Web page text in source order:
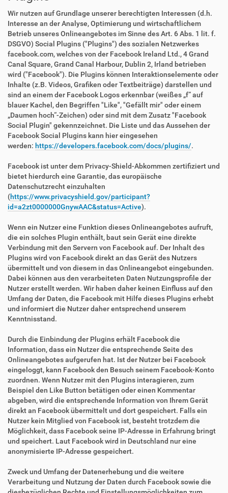
Wir nutzen auf Grundlage unserer berechtigten Interessen (d.h.
Interesse an der Analyse, Optimierung und wirtschaftlichem
Betrieb unseres Onlineangebotes im Sinne des Art. 6 Abs. 1 lit. f.
DSGVO) Social Plugins ("Plugins") des sozialen Netzwerkes
facebook.com, welches von der Facebook Ireland Ltd., 4 Grand
Canal Square, Grand Canal Harbour, Dublin 2, Irland betrieben
wird ("Facebook"). Die Plugins können Interaktionselemente oder
Inhalte (z.B. Videos, Grafiken oder Textbeiträge) darstellen und
sind an einem der Facebook Logos erkennbar (weißes „f“ auf
blauer Kachel, den Begriffen "Like", "Gefällt mir" oder einem
„Daumen hoch“-Zeichen) oder sind mit dem Zusatz "Facebook
Social Plugin" gekennzeichnet. Die Liste und das Aussehen der
Facebook Social Plugins kann hier eingesehen
werden: https://developers.facebook.com/docs/plugins/.
Facebook ist unter dem Privacy-Shield-Abkommen zertifiziert und
bietet hierdurch eine Garantie, das europäische
Datenschutzrecht einzuhalten
(https://www.privacyshield.gov/participant?
id=a2zt0000000GnywAAC&status=Active).
Wenn ein Nutzer eine Funktion dieses Onlineangebotes aufruft,
die ein solches Plugin enthält, baut sein Gerät eine direkte
Verbindung mit den Servern von Facebook auf. Der Inhalt des
Plugins wird von Facebook direkt an das Gerät des Nutzers
übermittelt und von diesem in das Onlineangebot eingebunden.
Dabei können aus den verarbeiteten Daten Nutzungsprofile der
Nutzer erstellt werden. Wir haben daher keinen Einfluss auf den
Umfang der Daten, die Facebook mit Hilfe dieses Plugins erhebt
und informiert die Nutzer daher entsprechend unserem
Kenntnisstand.
Durch die Einbindung der Plugins erhält Facebook die
Information, dass ein Nutzer die entsprechende Seite des
Onlineangebotes aufgerufen hat. Ist der Nutzer bei Facebook
eingeloggt, kann Facebook den Besuch seinem Facebook-Konto
zuordnen. Wenn Nutzer mit den Plugins interagieren, zum
Beispiel den Like Button betätigen oder einen Kommentar
abgeben, wird die entsprechende Information von Ihrem Gerät
direkt an Facebook übermittelt und dort gespeichert. Falls ein
Nutzer kein Mitglied von Facebook ist, besteht trotzdem die
Möglichkeit, dass Facebook seine IP-Adresse in Erfahrung bringt
und speichert. Laut Facebook wird in Deutschland nur eine
anonymisierte IP-Adresse gespeichert.
Zweck und Umfang der Datenerhebung und die weitere
Verarbeitung und Nutzung der Daten durch Facebook sowie die